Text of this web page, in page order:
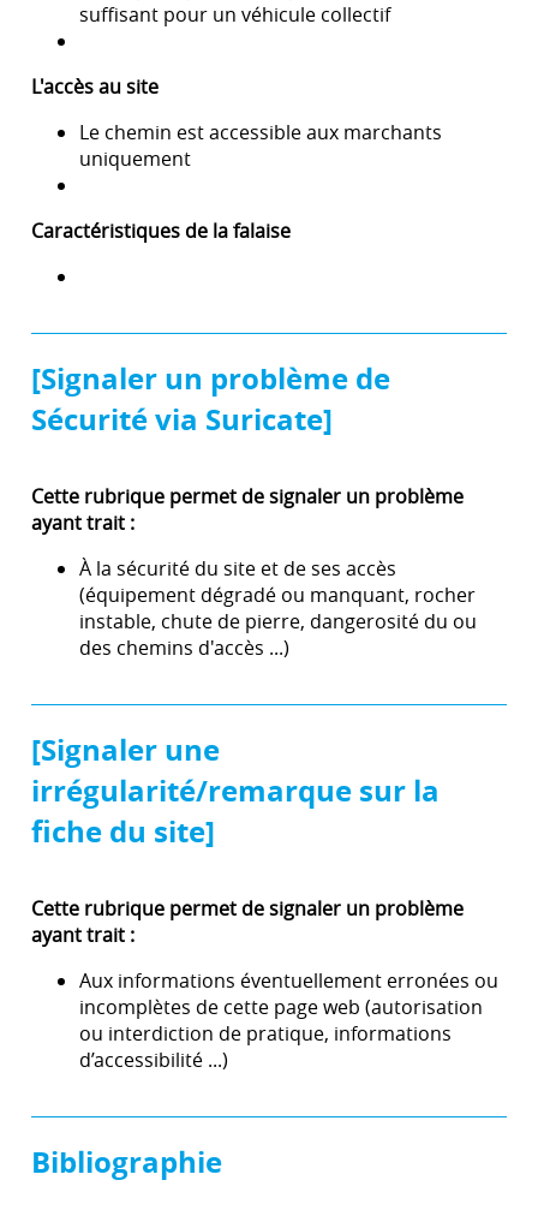
suffisant pour un véhicule collectif
L'accès au site
Le chemin est accessible aux marchants
uniquement
Caractéristiques de la falaise
[Signaler un problème de
Sécurité via Suricate]
Cette rubrique permet de signaler un problème
ayant trait :
À la sécurité du site et de ses accès
(équipement dégradé ou manquant, rocher
instable, chute de pierre, dangerosité du ou
des chemins d'accès ...)
[Signaler une
irrégularité/remarque sur la
fiche du site]
Cette rubrique permet de signaler un problème
ayant trait :
Aux informations éventuellement erronées ou
incomplètes de cette page web (autorisation
ou interdiction de pratique, informations
d’accessibilité ...)
Bibliographie